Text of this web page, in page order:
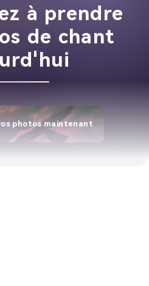
à prendre
de chant
photos maintenant